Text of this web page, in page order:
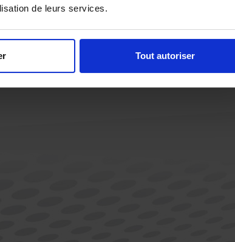
de leurs services.
Tout autoriser